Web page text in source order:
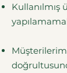
Kullanılmış